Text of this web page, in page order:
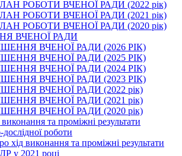
РОБОТИ ВЧЕНОЇ РАДИ (2022 рік)
РОБОТИ ВЧЕНОЇ РАДИ (2021 рік)
РОБОТИ ВЧЕНОЇ РАДИ (2020 рік)
ВЧЕНОЇ РАДИ
ВЧЕНОЇ РАДИ (2026 РІК)
ВЧЕНОЇ РАДИ (2025 РІК)
ВЧЕНОЇ РАДИ (2024 РІК)
ВЧЕНОЇ РАДИ (2023 РІК)
ВЧЕНОЇ РАДИ (2022 рік)
ВЧЕНОЇ РАДИ (2021 рік)
ВЧЕНОЇ РАДИ (2020 рік)
та проміжні результати
дослідної роботи
хід виконання та проміжні результати
у 2021 році